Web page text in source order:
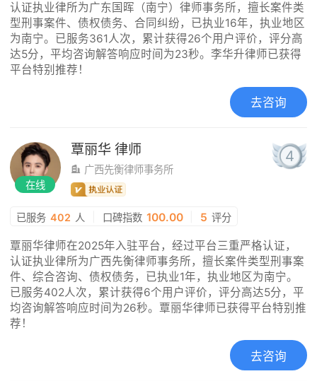
认证执业律所为广东国晖（南宁）律师事务所，擅长案件类
型刑事案件、债权债务、合同纠纷，已执业16年，执业地区
为南宁。已服务361人次，累计获得26个用户评价，评分高
达5分，平均咨询解答响应时间为23秒。李华升律师已获得
平台特别推荐！
去咨询
在线
覃丽华 律师
广西先衡律师事务所
4
已服务 402 人 口碑指数 100.00 5 评分
覃丽华律师在2025年入驻平台，经过平台三重严格认证，
认证执业律所为广西先衡律师事务所，擅长案件类型刑事案
件、综合咨询、债权债务，已执业1年，执业地区为南宁。
已服务402人次，累计获得6个用户评价，评分高达5分，平
均咨询解答响应时间为26秒。覃丽华律师已获得平台特别推
荐！
去咨询